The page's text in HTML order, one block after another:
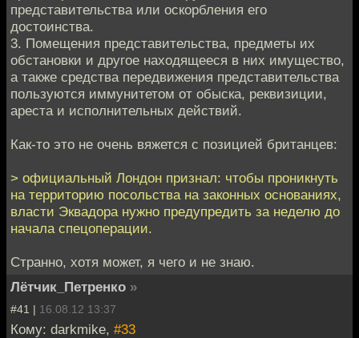
представительства или оскорбления его
достоинства.
3. Помещения представительства, предметы их
обстановки и другое находящееся в них имущество,
а также средства передвижения представительства
пользуются иммунитетом от обыска, реквизиции,
ареста и исполнительных действий.
Как-то это не очень вяжется с позицией британцев:
> официальный Лондон признал: чтобы проникнуть
на территорию посольства на законных основаниях,
власти Эквадора нужно предупредить за неделю до
начала спецоперации.
Странно, хотя может, я чего и не знаю.
Лётчик_Петренко »
#41 | 16.08.12 13:37
Кому: darkmike, #33